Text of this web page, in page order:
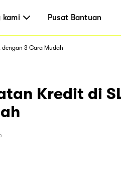
kami Pusat Bantuan
dengan 3 Cara Mudah
Kredit di